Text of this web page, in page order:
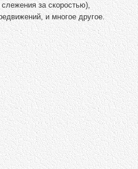
за скоростью),
и многое другое.